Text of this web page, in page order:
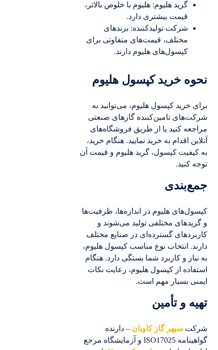
گرید هلیوم: هلیوم با خلوص بالاتر،
قیمت بیشتری دارد.
شرکت تولیدکننده: برندهای
مختلف، قیمت‌های متفاوتی برای
کپسول‌های هلیوم دارند.
نحوه خرید کپسول هلیوم
برای خرید کپسول هلیوم، می‌توانید به
شرکت‌های تامین‌کننده گازهای صنعتی
مراجعه کنید یا از طریق فروشگاه‌های
آنلاین اقدام به خرید نمایید. هنگام خرید،
به کیفیت کپسول، گرید هلیوم و قیمت آن
توجه کنید.
جمع‌بندی
کپسول‌های هلیوم در اندازه‌ها، ظرفیت‌ها
و گریدهای مختلفی تولید می‌شوند و
کاربردهای گسترده‌ای در صنایع مختلف
دارند. انتخاب نوع مناسب کپسول هلیوم،
به نیاز و کاربرد شما بستگی دارد. هنگام
استفاده از کپسول هلیوم، رعایت نکات
ایمنی بسیار مهم است.
تهیه و تأمین
شرکتسپهر گاز کاویان – دارنده
گواهینامه ISO17025 و آزمایشگاه مرجع